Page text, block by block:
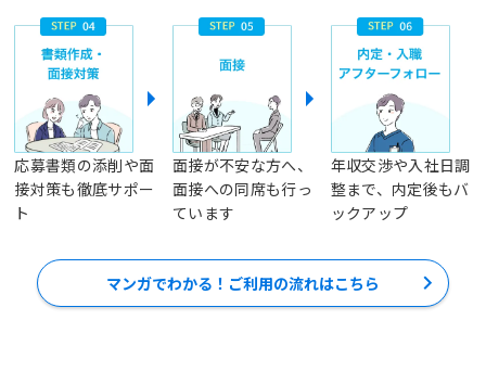
応募書類の添削や面
接対策も徹底サポー
ト
面接が不安な方へ、
面接への同席も行っ
ています
年収交渉や入社日調
整まで、内定後もバ
ックアップ
マンガでわかる！ご利用の流れはこちら